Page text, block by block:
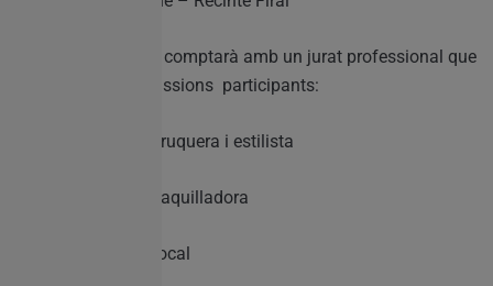
En la cavalcada, es comptarà amb un jurat professional que
avaluarà a les comissions participants:
✓ Rosa Villena: Perruquera i estilista
✓ Lara Filgueira: Maquilladora
✓ Boydah: Artista local